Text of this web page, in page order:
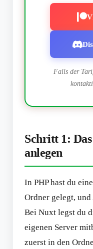
Falls der
Schritt 1:
anlegen
In PHP hast du
Ordner gelegt,
Bei Nuxt legst du
eigenen Server
zuerst in den